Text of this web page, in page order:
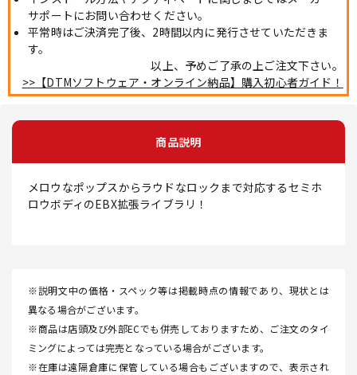
サポートにお問い合わせください。
平常時はご決済完了後、2時間以内に発行させていただきま
す。
以上、予めご了承の上ご注文下さい。
>>【DTMソフトウェア・オンライン納品】購入初心者ガイド！
商品説明
メロウなポップスからラウドなロックまで対応するセミホ
ロウボディのEBX拡張ライブラリ！
※説明文中の価格・スペック等は掲載時点の情報であり、現状とは
異なる場合がございます。
※商品は店頭及び外部ECでも併売しておりますため、ご注文のタイ
ミングによっては完売となっている場合がございます。
※在庫は遠隔倉庫に保管している場合もございますので、表示され